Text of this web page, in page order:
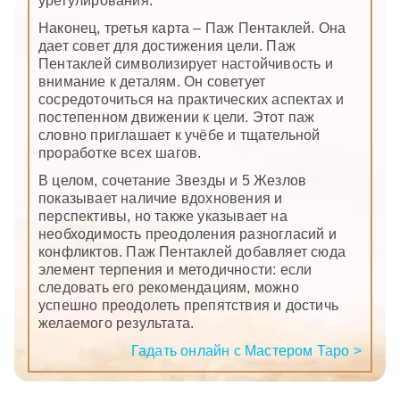
Наконец, третья карта – Паж Пентаклей. Она
дает совет для достижения цели. Паж
Пентаклей символизирует настойчивость и
внимание к деталям. Он советует
сосредоточиться на практических аспектах и
постепенном движении к цели. Этот паж
словно приглашает к учёбе и тщательной
проработке всех шагов.
В целом, сочетание Звезды и 5 Жезлов
показывает наличие вдохновения и
перспективы, но также указывает на
необходимость преодоления разногласий и
конфликтов. Паж Пентаклей добавляет сюда
элемент терпения и методичности: если
следовать его рекомендациям, можно
успешно преодолеть препятствия и достичь
желаемого результата.
Гадать онлайн с Мастером Таро >